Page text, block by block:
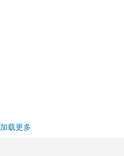
加载更多